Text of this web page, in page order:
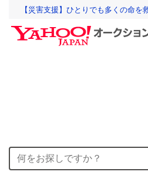
【災害支援】ひとりでも多くの命を